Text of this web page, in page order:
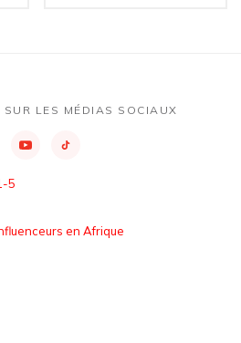
LES MÉDIAS SOCIAUX
5
en Afrique